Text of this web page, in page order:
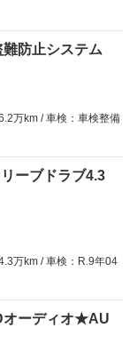
防止システム
万km
車検：車検整備
ーブドラブ4.3
万km
車検：R.9年04
オーディオ★AU